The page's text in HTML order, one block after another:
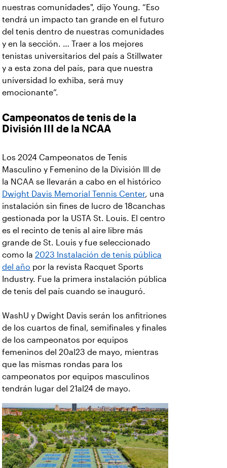
nuestras comunidades", dijo Young. “Eso
tendrá un impacto tan grande en el futuro
del tenis dentro de nuestras comunidades
y en la sección. … Traer a los mejores
tenistas universitarios del país a Stillwater
y a esta zona del país, para que nuestra
universidad lo exhiba, será muy
emocionante”.
Campeonatos de tenis de la
División III de la NCAA
Los 2024 Campeonatos de Tenis
Masculino y Femenino de la División III de
la NCAA se llevarán a cabo en el histórico
Dwight Davis Memorial Tennis Center, una
instalación sin fines de lucro de 18canchas
gestionada por la USTA St. Louis. El centro
es el recinto de tenis al aire libre más
grande de St. Louis y fue seleccionado
como la 2023 Instalación de tenis pública
del año por la revista Racquet Sports
Industry. Fue la primera instalación pública
de tenis del país cuando se inauguró.
WashU y Dwight Davis serán los anfitriones
de los cuartos de final, semifinales y finales
de los campeonatos por equipos
femeninos del 20al23 de mayo, mientras
que las mismas rondas para los
campeonatos por equipos masculinos
tendrán lugar del 21al24 de mayo.